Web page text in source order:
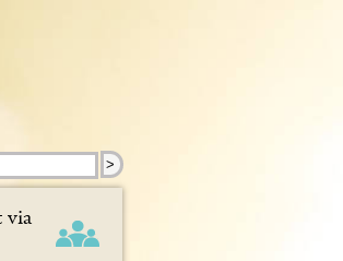
>
via